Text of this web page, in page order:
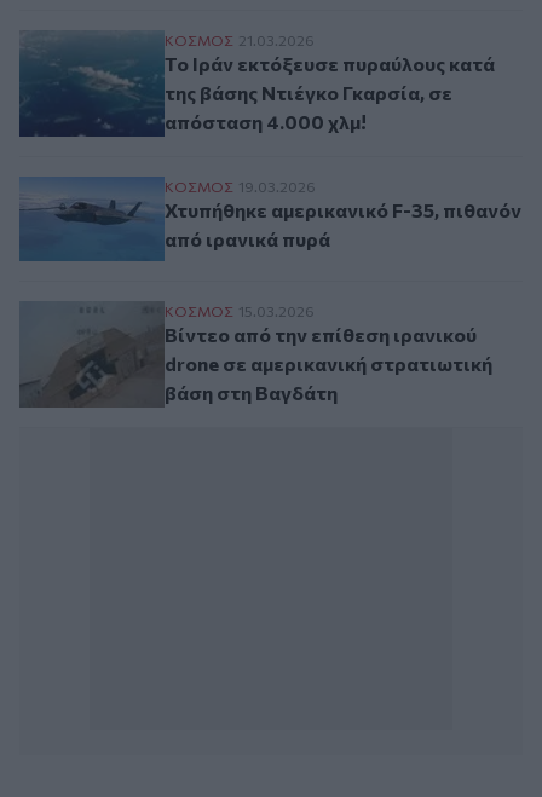
Το Ιράν εκτόξευσε πυραύλους κατά της
ΚΟΣΜΟΣ 21.03.2026
Το Ιράν εκτόξευσε πυραύλους κατά
της βάσης Ντιέγκο Γκαρσία, σε
απόσταση 4.000 χλμ!
Χτυπήθηκε αμερικανικό F-35, πιθανόν
ΚΟΣΜΟΣ 19.03.2026
Χτυπήθηκε αμερικανικό F-35, πιθανόν
από ιρανικά πυρά
Βίντεο από την επίθεση ιρανικού drone
ΚΟΣΜΟΣ 15.03.2026
Βίντεο από την επίθεση ιρανικού
drone σε αμερικανική στρατιωτική
βάση στη Βαγδάτη